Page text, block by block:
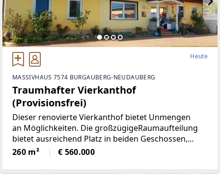
Heute
MASSIVHAUS 7574 BURGAUBERG-NEUDAUBERG
Traumhafter Vierkanthof
(Provisionsfrei)
Dieser renovierte Vierkanthof bietet Unmengen
an Möglichkeiten. Die großzügigeRaumaufteilung
bietet ausreichend Platz in beiden Geschossen,
neben 5Schlafräumen, gibt es ein Wohnzimmer mit
neu renovierten Kachelofen,
260 m² € 560.000